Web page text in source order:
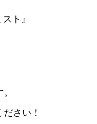
ト』
さい！